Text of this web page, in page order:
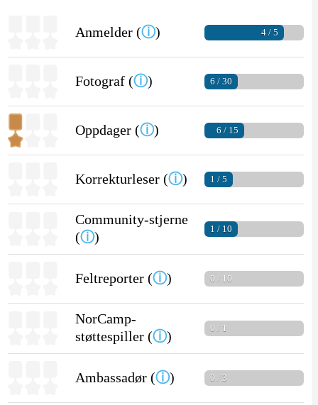
Anmelder (ⓘ) 4 / 5
Fotograf (ⓘ) 6 / 30
Oppdager (ⓘ) 6 / 15
Korrekturleser (ⓘ) 1 / 5
Community-stjerne
(ⓘ)
1 / 10
Feltreporter (ⓘ) 0 / 10
NorCamp-
støttespiller (ⓘ)
0 / 1
Ambassadør (ⓘ) 0 / 3